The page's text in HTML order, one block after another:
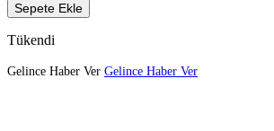
Sepete Ekle
Tükendi
Gelince Haber Ver Gelince Haber Ver